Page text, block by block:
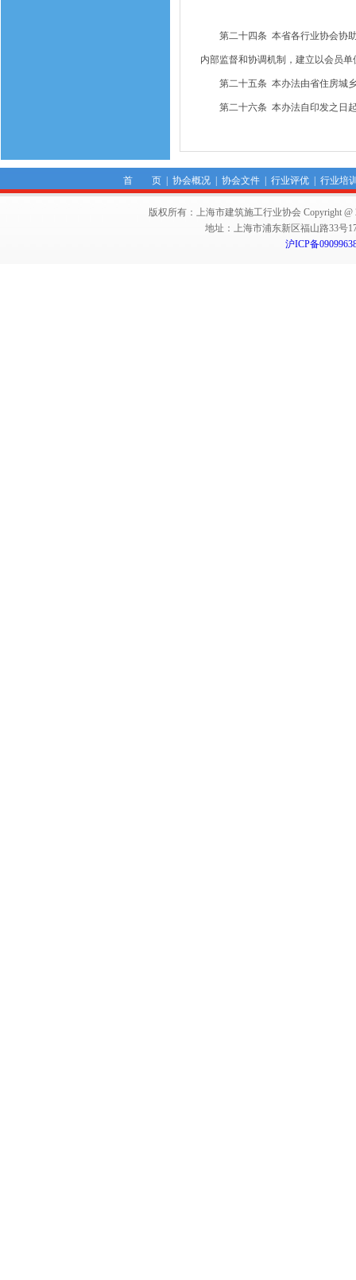
第二十四条 本省各行业协会协助
内部监督和协调机制，建立以会员
第二十五条 本办法由省住房城乡
第二十六条 本办法自印发之日
首 页| 协会概况| 协会文件| 行业评优| 行业培
版权所有：上海市建筑施工行业协会 Copyright @
地址：上海市浦东新区福山路33号
沪ICP备